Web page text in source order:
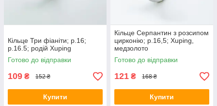
Кільце Три фіаніти; р.16;
р.16.5; родій Xuping
Готово до відправки
109 ₴ 152 ₴
Купити
Кільце Серпантин з розсипом
цирконію; р.16,5; Xuping,
медзолото
Готово до відправки
121 ₴ 168 ₴
Купити